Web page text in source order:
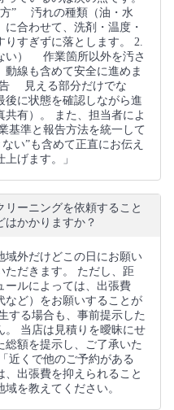
方” 汚れの種類（油・水
合わせて、洗剤・温度・
りすぎずに落とします。 2.
い） 作業箇所以外を汚さ
線も含めて安全に進めま
見える部分だけでな
後に状態を確認しながら進
有）。 また、担当者によ
基準と報告方法を統一して
い”も含めて正直にお伝え
げます。」
ーニングを依頼すること
はかかりますか？
域外だけどこの日にお願い
ただきます。 ただし、距
ールによっては、出張費
など）をお願いすることが
する場合も、事前提示した
。 当店は見積りを曖昧にせ
額を提示し、ご了承いた
近くで他のご予約がある
、出張費を抑えられること
を教えてください。